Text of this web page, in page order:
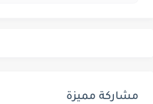
مشاركة مميزة